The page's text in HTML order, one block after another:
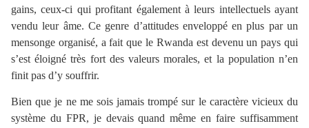
gains, ceux-ci qui profitant également à leurs intellectuels ayant
vendu leur âme. Ce genre d’attitudes enveloppé en plus par un
mensonge organisé, a fait que le Rwanda est devenu un pays qui
s’est éloigné très fort des valeurs morales, et la population n’en
finit pas d’y souffrir.
Bien que je ne me sois jamais trompé sur le caractère vicieux du
système du FPR, je devais quand même en faire suffisamment